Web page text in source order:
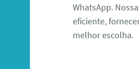
WhatsApp.
eficiente,
melhor escolha.